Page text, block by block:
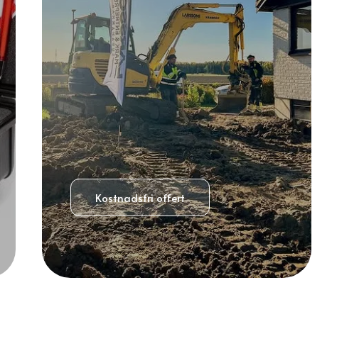
Kostnadsfri offert